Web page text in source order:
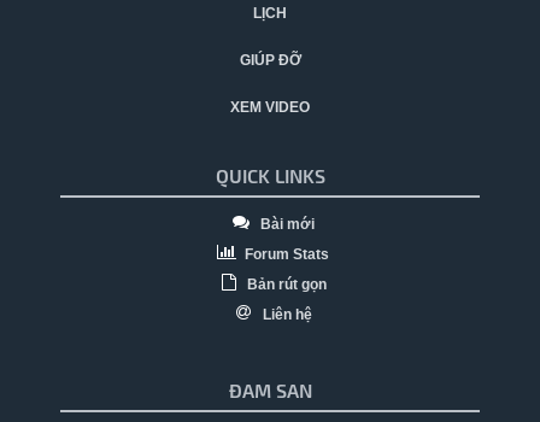
LỊCH
GIÚP ĐỠ
XEM VIDEO
QUICK LINKS
Bài mới
Forum Stats
Bản rút gọn
Liên hệ
ĐAM SAN